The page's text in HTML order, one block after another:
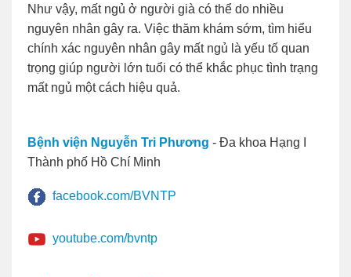
Như vậy, mất ngủ ở người già có thể do nhiều
nguyên nhân gây ra. Việc thăm khám sớm, tìm hiểu
chính xác nguyên nhân gây mất ngủ là yếu tố quan
trọng giúp người lớn tuổi có thể khắc phục tình trạng
mất ngủ một cách hiệu quả.
Bệnh viện Nguyễn Tri Phương - Đa khoa Hạng I
Thành phố Hồ Chí Minh
facebook.com/BVNTP
youtube.com/bvntp